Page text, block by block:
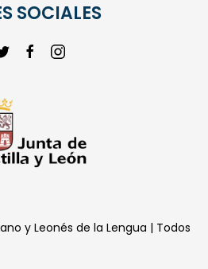
SOCIALES
y Leonés de la Lengua | Todos